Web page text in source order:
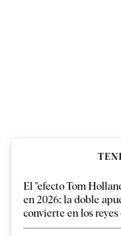
El "efecto Tom
en 2026: la doble
convierte en los